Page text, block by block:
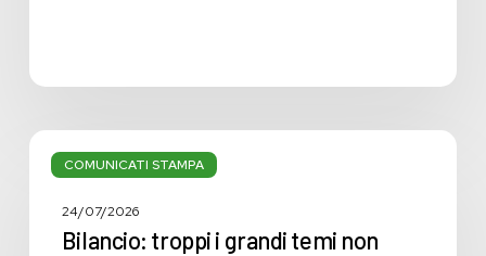
COMUNICATI STAMPA
Bilancio:
troppi
grandi24/07/2026
Bilancio: troppi i grandi temi non